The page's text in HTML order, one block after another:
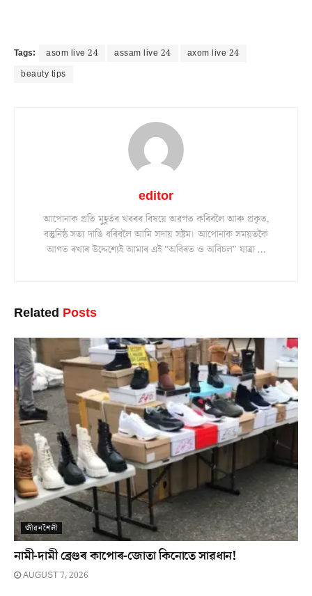
Tags: asom live 24 assam live 24
axom live 24
beauty tips
editor
আপোনাক প্ৰতি মুহূৰ্তৰ খবৰৰ বিষয়ে অৱগত কৰিবলৈ আৰু প্ৰকৃত,
বস্তুনিষ্ঠ সত্য দাঙি ধৰিবলৈ আমি সদায় সষ্টম। আপোনাক সময়তকৈ
আগত ৰখাৰ উদ্দেশ্যেই আমাৰ এই "অবিৰত ও অবিচল" যাত্ৰা ...
Related Posts
জীৱনশৈলী
নামী-দামী ব্ৰেণ্ডৰ কাপোৰ-জোতা কিনোতে সাৱধান!
AUGUST 7, 2026